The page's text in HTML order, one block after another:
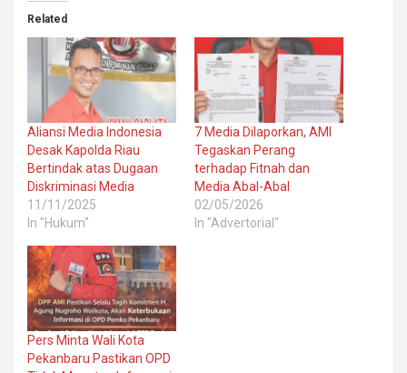
Related
Aliansi Media Indonesia
Desak Kapolda Riau
Bertindak atas Dugaan
Diskriminasi Media
11/11/2025
In "Hukum"
7 Media Dilaporkan, AMI
Tegaskan Perang
terhadap Fitnah dan
Media Abal-Abal
02/05/2026
In "Advertorial"
Pers Minta Wali Kota
Pekanbaru Pastikan OPD